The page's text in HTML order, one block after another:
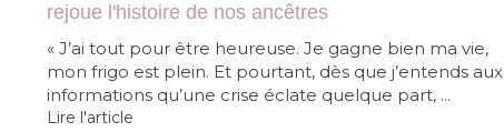
rejoue l'histoire de nos ancêtres
« J’ai tout pour être heureuse. Je gagne bien ma vie,
mon frigo est plein. Et pourtant, dès que j’entends aux
informations qu’une crise éclate quelque part, ...
Lire l'article